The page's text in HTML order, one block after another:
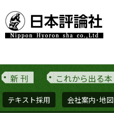
新 刊 これから出る本
テキスト採用 会社案内･地図